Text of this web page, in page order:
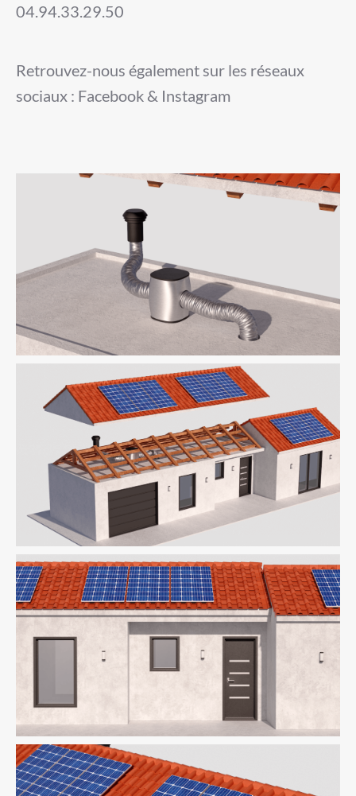
04.94.33.29.50
Retrouvez-nous également sur les réseaux
sociaux : Facebook & Instagram